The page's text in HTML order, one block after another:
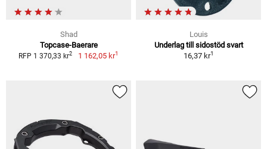
Shad
Topcase-Baerare
RFP 1 370,33 kr2 1 162,05 kr1
Louis
Underlag till sidostöd svart
16,37 kr1